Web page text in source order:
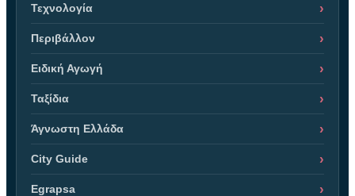
Τεχνολογία
Περιβάλλον
Ειδική Αγωγή
Ταξίδια
Άγνωστη Ελλάδα
City Guide
Egrapsa